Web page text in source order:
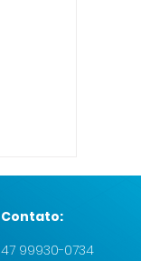
Contato:
47 99930-0734